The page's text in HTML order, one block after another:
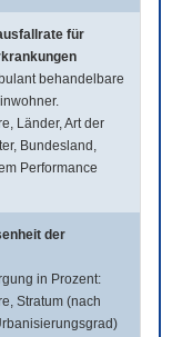
für
behandelbare
Länder, Art der
Bundesland,
Performance
der
in Prozent:
Stratum (nach